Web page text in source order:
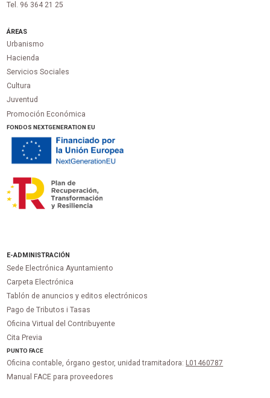
Tel. 96 364 21 25
ÁREAS
Urbanismo
Hacienda
Servicios Sociales
Cultura
Juventud
Promoción Económica
FONDOS NEXTGENERATION EU
E-ADMINISTRACIÓN
Sede Electrónica Ayuntamiento
Carpeta Electrónica
Tablón de anuncios y editos electrónicos
Pago de Tributos i Tasas
Oficina Virtual del Contribuyente
Cita Previa
PUNTOFACE
Oficina contable, órgano gestor, unidad tramitadora: L01460787
Manual FACE para proveedores